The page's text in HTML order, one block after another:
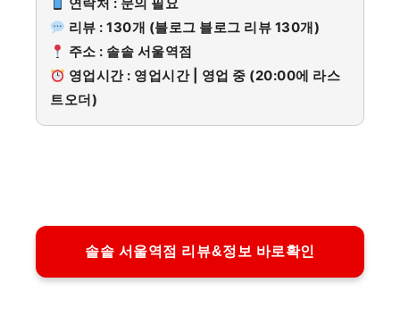
리뷰 : 130개 (블로그 블로그 리뷰 130개)
주소 : 솔솥 서울역점
영업시간 : 영업시간 | 영업 중 (20:00에 라스
트오더)
솔솥 서울역점 리뷰&정보 바로확인